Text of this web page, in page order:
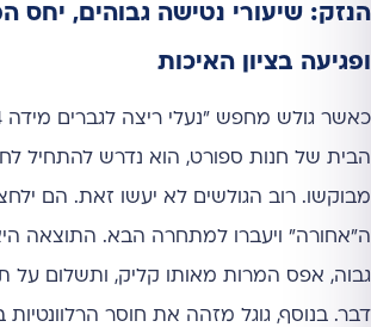
הנזק: שיעורי נטישה גבוהים, יחס
ופגיעה בציון האיכות
הבית של חנות ספורט, הוא נדרש להתחיל
מבוקשו. רוב הגולשים לא יעשו זאת. הם
ה"אחורה" ויעברו למתחרה הבא. התוצאה
גבוה, אפס המרות מאותו קליק, ותשלום על
דבר. בנוסף, גוגל מזהה את חוסר הרלוונטיות